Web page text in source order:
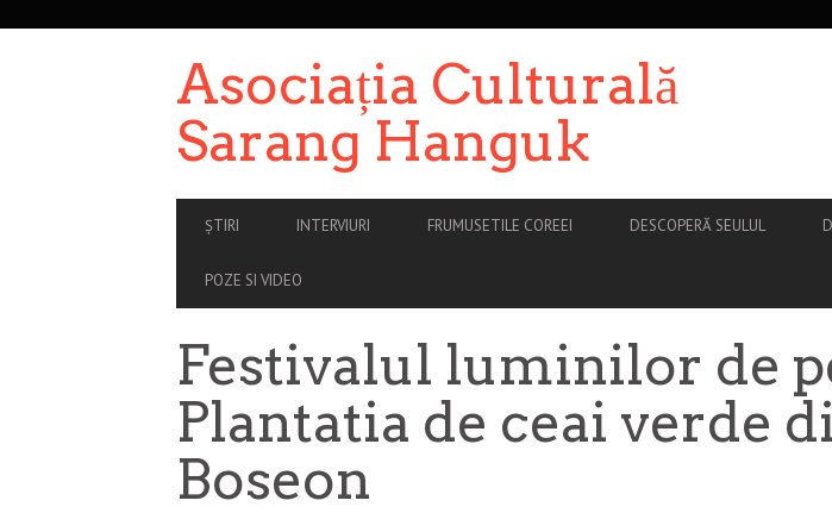
Asociația Culturală
Sarang Hanguk
PRIMARY
NAVIGATION
ȘTIRI INTERVIURI FRUMUSETILE COREEI DESCOPERĂ SEULUL
POZE SI VIDEO
Festivalul luminilor de
Plantatia de ceai verde
Boseon